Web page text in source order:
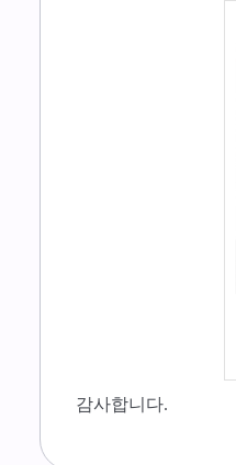
감사합니다.